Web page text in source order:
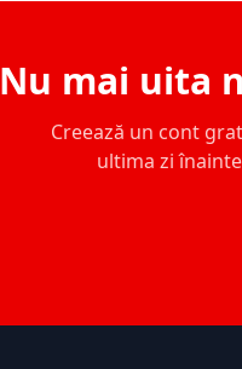
Nu mai uita
Creează un cont
ultima zi